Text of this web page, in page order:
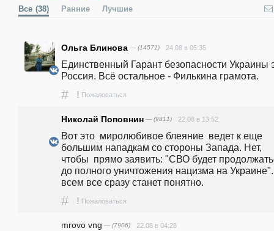
Все (38) Ранние Лучшие
Ольга Блинова — (14571) 24.08 в 05:35
Единственный Гарант безопасности Украины
Россия. Всё остальное - Филькина грамота.
# ! Пожаловаться
Николай Поповнин — (9811) 22.08 в 13:52
Вот это  миролюбивое блеяние  ведет к еще
большим нападкам со стороны Запада. Нет,
чтобы  прямо заявить: "СВО будет
до полного уничтожения нацизма на
всем все сразу станет понятно.
# ! Пожаловаться
mrovo vng — (7906) 22.08 в 04:28